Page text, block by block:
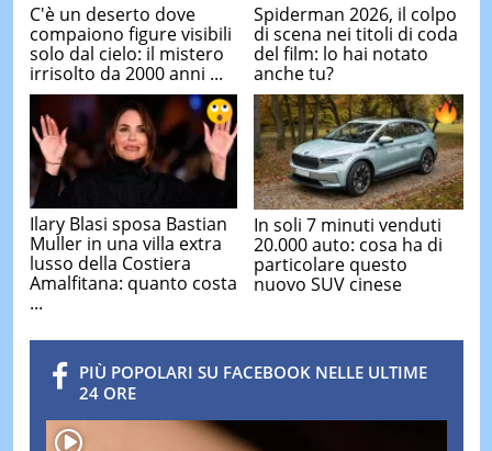
C'è un deserto dove
compaiono figure visibili
solo dal cielo: il mistero
irrisolto da 2000 anni ...
Spiderman 2026, il colpo
di scena nei titoli di coda
del film: lo hai notato
anche tu?
Ilary Blasi sposa Bastian
Muller in una villa extra
lusso della Costiera
Amalfitana: quanto costa
...
In soli 7 minuti venduti
20.000 auto: cosa ha di
particolare questo
nuovo SUV cinese
PIÙ POPOLARI SU FACEBOOK NELLE ULTIME
24 ORE